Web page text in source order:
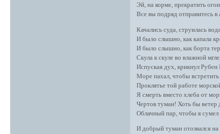
Эй, на корме, прекратить
Все вы подряд отправитесь
Качались суда, струилась
И было слышно, как капала
И было слышно, как борта
Скула к скуле во влажной
Испуская дух, крикнул
Море пахал, чтобы встретить
Проклятье той работе
Я смерть вместо хлеба от
Чертов туман! Хоть бы ветер
Облачный пар, чтобы я сумел
И добрый туман отозвался